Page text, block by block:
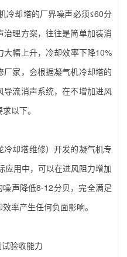
冷却塔的厂界噪声必须≤60分
理方案，往往是简单加装消
大幅上升，冷却效率下降10%
家‌，会根据凝气机冷却塔的
流消声系统，在不增加进风
以下。
却塔维修）‌开发的凝气机专
应用中，可以在进风阻力增加
声降低8-12分贝，完全满足
率产生任何负面影响。
验收能力